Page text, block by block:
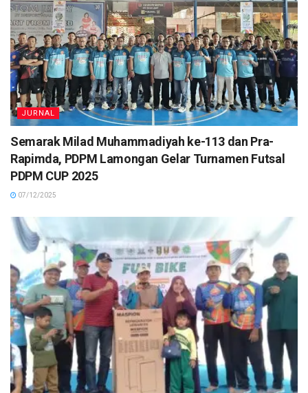
JURNAL
Semarak Milad Muhammadiyah ke-113 dan Pra-
Rapimda, PDPM Lamongan Gelar Turnamen Futsal
PDPM CUP 2025
07/12/2025